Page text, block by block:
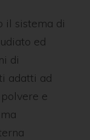
il sistema di
ed
di
adatti ad
e